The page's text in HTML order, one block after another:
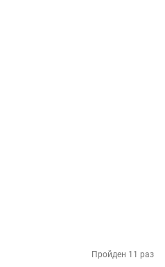
Пройден 11 раз